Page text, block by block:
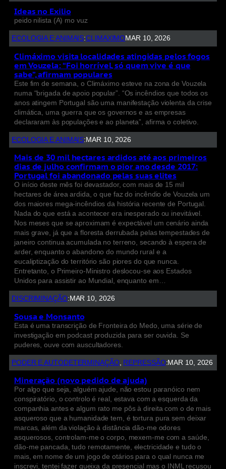
Ideas no Exilio
peido nilista (A) mo vuz
ECOLOGIA E ANIMAIS:CLIMAXIMOMAR 10, 2026
Climáximo visita localidades atingidas pelos fogos
em Vouzela: “Foi horrível, só quem vive é que
sabe”, afirmam populares
Este fim de semana, o Climáximo esteve na zona de Vouzela
numa “brigada de apoio popular”. “Os incêndios que todos os
anos atingem Portugal são uma manifestação violenta da crise
climática, uma guerra que os governos e as empresas
declararam às populações e ao planeta”, afirma o coletivo.
ECOLOGIA E ANIMAIS: MAR 10, 2026
Mais de 30 mil hectares ardidos até aos primeiros
dias de julho confirmam o pior ano desde 2017:
Portugal foi abandonado pelas suas elites
O início deste mês foi devastador, com mais de 15 mil
hectares de área ardida, o que faz do incêndio de Vouzela um
dos maiores mega-incêndios da história recente de Portugal.
Nada do que está a acontecer era inesperado ou inevitável.
Nos meses que se aproximam é expectável um cenário ainda
mais grave, já que a floresta derrubada pelas tempestades de
janeiro continua acumulada no terreno, secando à espera de
arder, enquanto o abandono do mundo rural e a
eucaliptização do território são piores do que nunca.
Entretanto, o Primeiro-Ministro deslocou-se aos Estados
Unidos para assistir ao Mundial, enquanto em…
DISCRIMINAÇÃO: MAR 10, 2026
Sousa e Monsanto
Esta é uma transcrição de Fronteira do Medo, uma série de
investigação em podcast produzida para ser ouvida. Se
puderes, ouve com auscultadores.
PODER E AUTODETERMINAÇÃO, REPRESSÃO:MAR 10, 2026
Mineração (novo pedido de ajuda)
Por algo que seja, alguém ajude, não estou paranóico nem
conspiratório, o controlo é real, estava com a esquerda da
companhia antes e algum rato me pôs à direita com o de mais
asqueroso que a humanidade tem, é tortura pura sem deixar
marcas, além da violação à distância dão-me odores
asquerosos, controlam-me o corpo, mexem-me com a saúde,
dão-me pancada, tudo remotamente, electricidade e tudo o
mais, em nome de um jogo de otários para o qual nunca me
inscrevi, tentei fazer queixa da presencial mas o INML recusou